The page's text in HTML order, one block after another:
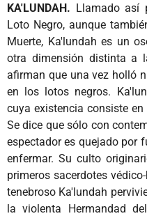
KA'LUNDAH. Llamado así
Loto Negro, aunque
Muerte, Ka'lundah es un
otra dimensión distinta a
afirman que una vez holló
en los lotos negros.
cuya existencia consiste
Se dice que sólo con
espectador es quejado por
enfermar. Su culto
primeros sacerdotes
tenebroso Ka'lundah
la violenta Hermandad